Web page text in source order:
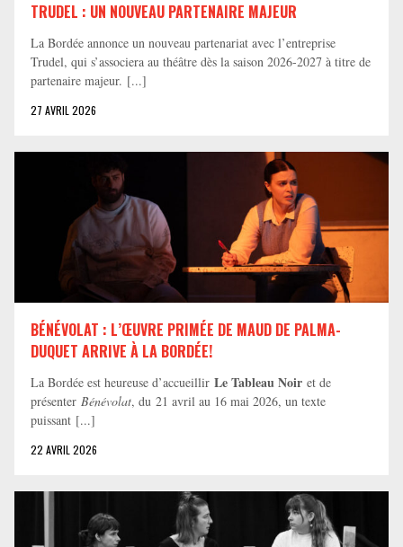
TRUDEL : UN NOUVEAU PARTENAIRE MAJEUR
La Bordée annonce un nouveau partenariat avec l’entreprise
Trudel, qui s’associera au théâtre dès la saison 2026-2027 à titre de
partenaire majeur. [...]
27 AVRIL 2026
BÉNÉVOLAT : L’ŒUVRE PRIMÉE DE MAUD DE PALMA-
DUQUET ARRIVE À LA BORDÉE!
La Bordée est heureuse d’accueillir Le Tableau Noir et de
présenter Bénévolat, du 21 avril au 16 mai 2026, un texte
puissant [...]
22 AVRIL 2026